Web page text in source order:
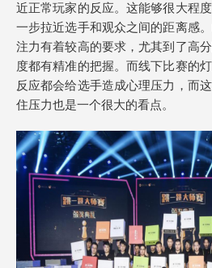
近正常玩家的反应。这能够很大程
一步拉近选手和观众之间的距离感
注力有着较高的要求，尤其到了高
度都有精准的把握。而线下比赛的
反应都会给选手造成心理压力，而
住压力也是一个很大的看点。